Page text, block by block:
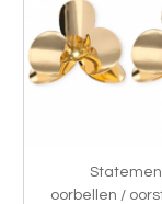
oorbellen /